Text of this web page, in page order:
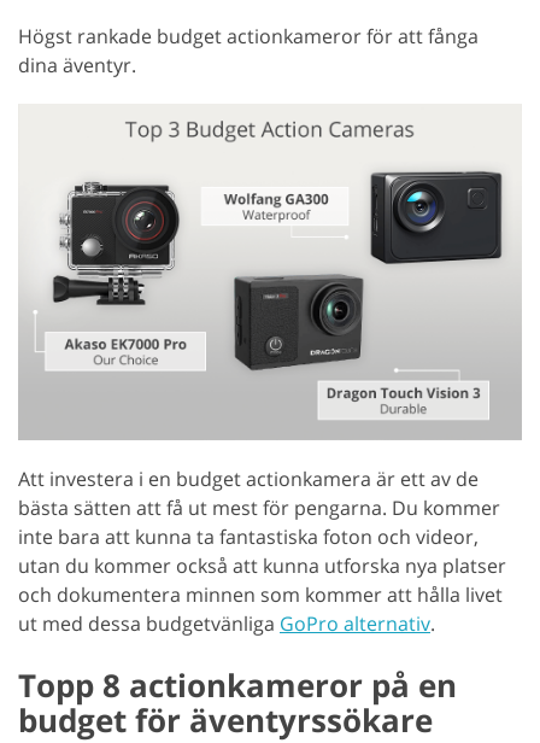
Högst rankade budget actionkameror för att fånga
dina äventyr.
Att investera i en budget actionkamera är ett av de
bästa sätten att få ut mest för pengarna. Du kommer
inte bara att kunna ta fantastiska foton och videor,
utan du kommer också att kunna utforska nya platser
och dokumentera minnen som kommer att hålla livet
ut med dessa budgetvänliga GoPro alternativ.
Topp 8 actionkameror på en
budget för äventyrssökare